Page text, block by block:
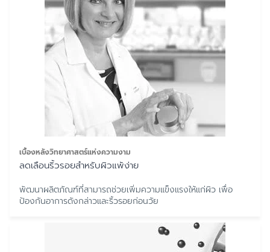
เบื้องหลังวิทยาศาสตร์แห่งความงาม
ลดเลือนริ้วรอยสำหรับผิวแพ้ง่าย
พัฒนาผลิตภัณฑ์ที่สามารถช่วยเพิ่มความแข็งแรงให้แก่ผิว เพื่อ
ป้องกันอาการดังกล่าวและริ้วรอยก่อนวัย